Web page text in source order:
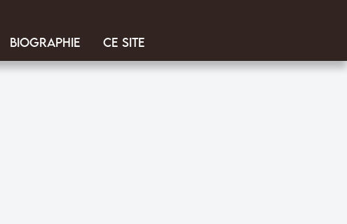
Biographie Ce site
qui vivifie les mots et stylise la vie. Rêveries et aphorismes cruels se